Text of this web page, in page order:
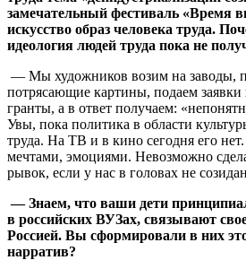
замечательный фестиваль «Время
искусство образ человека труда.
идеология людей труда пока не
— Мы художников возим на заводы,
потрясающие картины, подаем заявки
гранты, а в ответ получаем:
Увы, пока политика в области
труда. На ТВ и в кино сегодня его
мечтами, эмоциями. Невозможно
рывок, если у нас в головах не
— Знаем, что ваши дети
в российских ВУЗах, связывают
Россией. Вы сформировали в них
нарратив?